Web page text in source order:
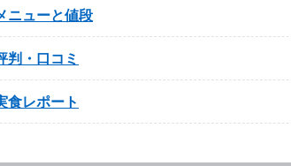
ニューと値段
判・口コミ
食レポート